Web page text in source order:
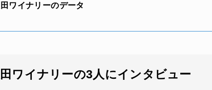
ワイナリーのデータ
ワイナリーの3人にインタビュー